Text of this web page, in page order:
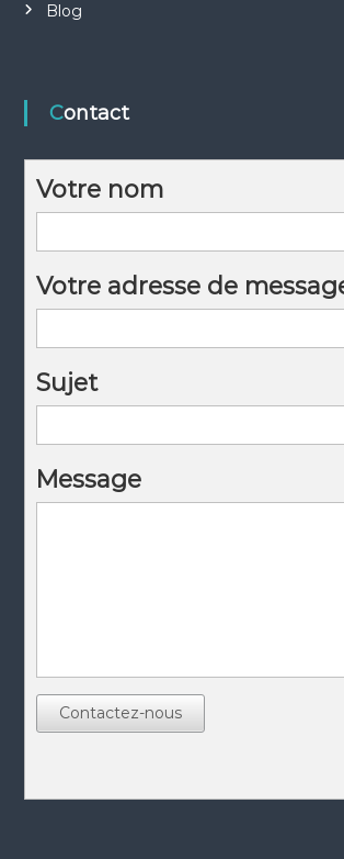
Blog
Contact
Votre nom
Votre adresse de
Sujet
Message
Contactez-nous